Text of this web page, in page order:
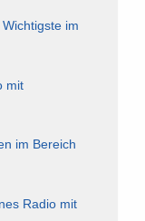
im
mit
im Bereich
Radio mit